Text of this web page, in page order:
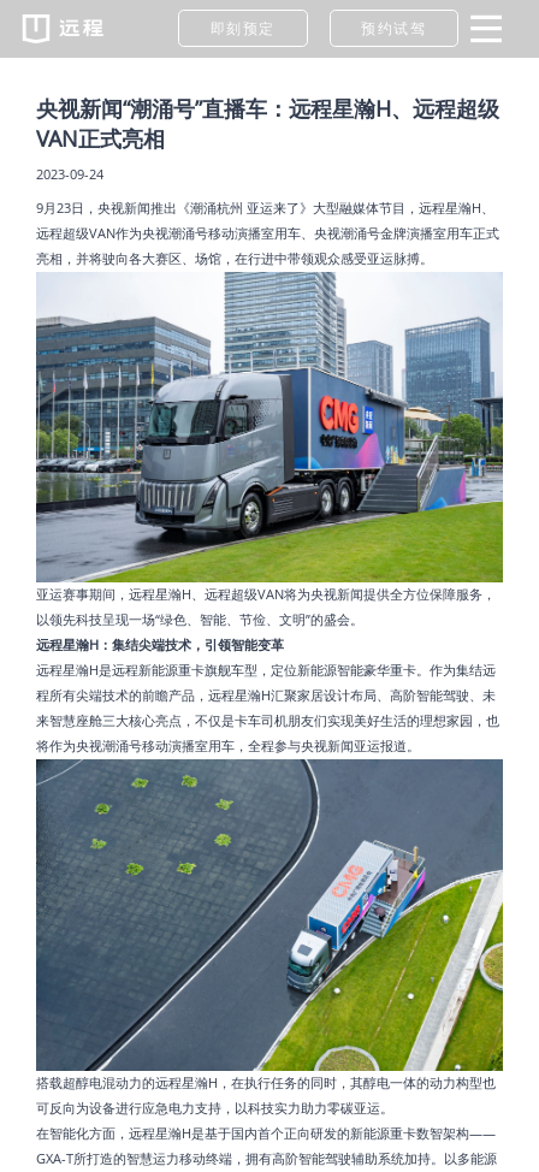
即刻预定 预约试驾
央视新闻“潮涌号”直播车：远程星瀚H、远程超级
VAN正式亮相
2023-09-24
9月23日，央视新闻推出《潮涌杭州 亚运来了》大型融媒体节目，远程星瀚H、
远程超级VAN作为央视潮涌号移动演播室用车、央视潮涌号金牌演播室用车正式
亮相，并将驶向各大赛区、场馆，在行进中带领观众感受亚运脉搏。
亚运赛事期间，远程星瀚H、远程超级VAN将为央视新闻提供全方位保障服务，
以领先科技呈现一场“绿色、智能、节俭、文明”的盛会。
远程星瀚H：集结尖端技术，引领智能变革
远程星瀚H是远程新能源重卡旗舰车型，定位新能源智能豪华重卡。作为集结远
程所有尖端技术的前瞻产品，远程星瀚H汇聚家居设计布局、高阶智能驾驶、未
来智慧座舱三大核心亮点，不仅是卡车司机朋友们实现美好生活的理想家园，也
将作为央视潮涌号移动演播室用车，全程参与央视新闻亚运报道。
搭载超醇电混动力的远程星瀚H，在执行任务的同时，其醇电一体的动力构型也
可反向为设备进行应急电力支持，以科技实力助力零碳亚运。
在智能化方面，远程星瀚H是基于国内首个正向研发的新能源重卡数智架构——
GXA-T所打造的智慧运力移动终端，拥有高阶智能驾驶辅助系统加持。以多能源